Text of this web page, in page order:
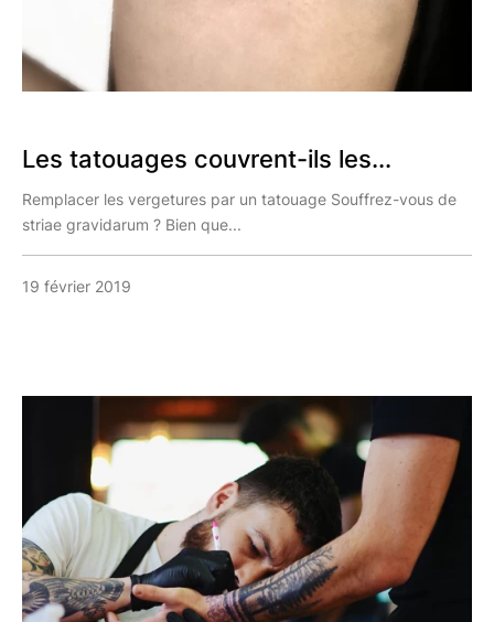
Les tatouages couvrent-ils les...
Remplacer les vergetures par un tatouage Souffrez-vous de
striae gravidarum ? Bien que...
19 février 2019